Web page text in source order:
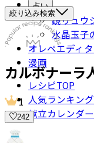
占い
鏡リュウ
水晶玉子
オレペエディ
漫画
レシピTOP
人気ランキング
献立カレンダー
絞り込み検索
カルボナーラ
1
242